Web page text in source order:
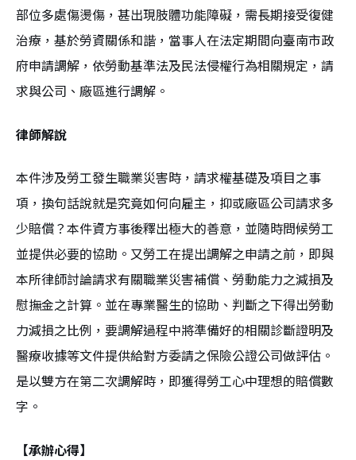
部位多處傷燙傷，甚出現肢體功能障礙，需長期接受復健
治療，基於勞資關係和諧，當事人在法定期間向臺南市政
府申請調解，依勞動基準法及民法侵權行為相關規定，請
求與公司、廠區進行調解。
律師解說
本件涉及勞工發生職業災害時，請求權基礎及項目之事
項，換句話說就是究竟如何向雇主，抑或廠區公司請求多
少賠償？本件資方事後釋出極大的善意，並隨時問候勞工
並提供必要的協助。又勞工在提出調解之申請之前，即與
本所律師討論請求有關職業災害補償、勞動能力之減損及
慰撫金之計算。並在專業醫生的協助、判斷之下得出勞動
力減損之比例，要調解過程中將準備好的相關診斷證明及
醫療收據等文件提供給對方委請之保險公證公司做評估。
是以雙方在第二次調解時，即獲得勞工心中理想的賠償數
字。
【承辦心得】